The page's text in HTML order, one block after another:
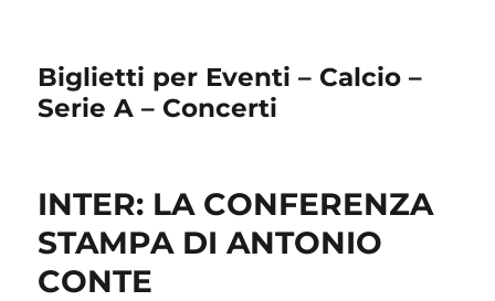
Biglietti per Eventi – Calcio –
Serie A – Concerti
INTER: LA CONFERENZA
STAMPA DI ANTONIO
CONTE